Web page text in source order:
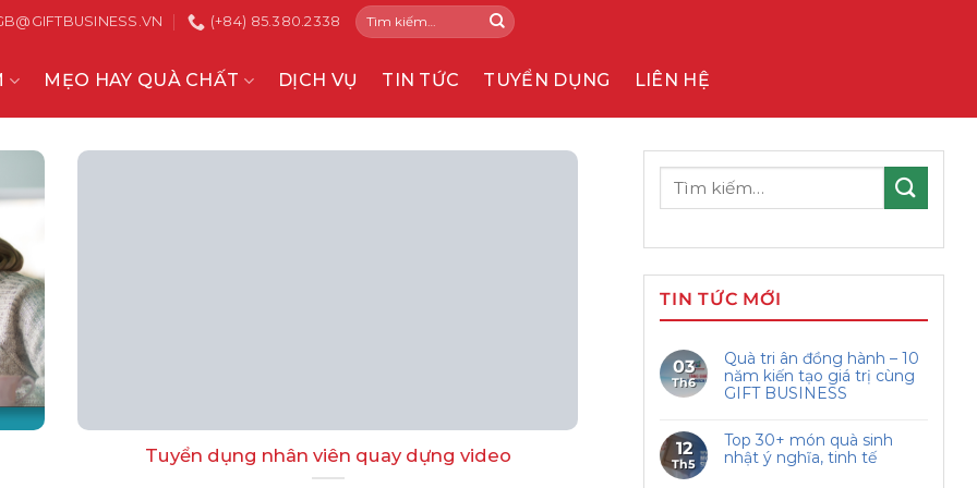
(+84) 85.380.2338
Tìm
kiếm:
MẸO HAY QUÀ CHẤT DỊCH VỤ TIN TỨC TUYỂN DỤNG LIÊN HỆ
Tuyển dụng nhân viên quay dựng video
Tìm
TIN TỨC MỚI
03
Th6
Quà tri ân đồng hành – 10
năm kiến tạo giá trị cùng
GIFT BUSINESS
12
Th5
Top 30+ món quà sinh
nhật ý nghĩa, tinh tế